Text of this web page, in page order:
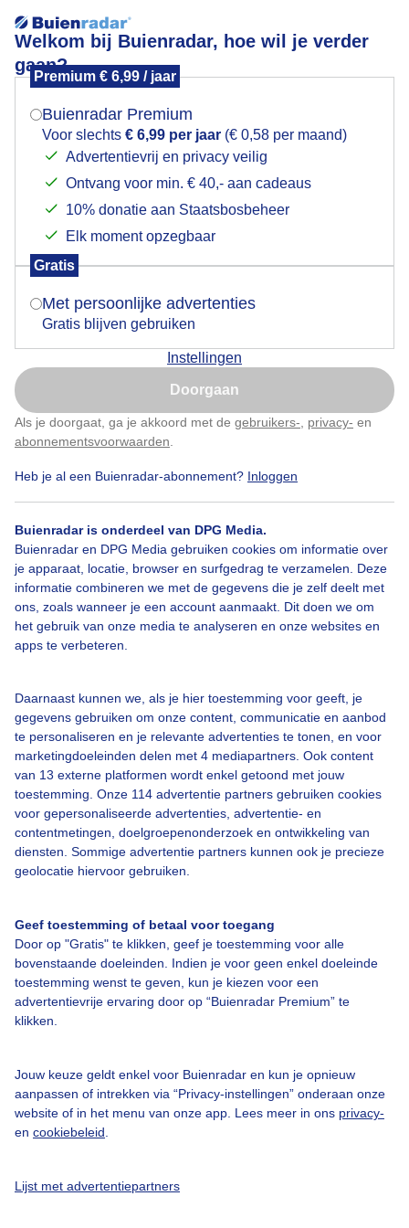
Welkom bij Buienradar, hoe wil je verder
gaan?
Premium € 6,99 / jaar
Buienradar Premium
Voor slechts € 6,99 per jaar (€ 0,58 per maand)
Advertentievrij en privacy veilig
Ontvang voor min. € 40,- aan cadeaus
10% donatie aan Staatsbosbeheer
Elk moment opzegbaar
Gratis
Met persoonlijke advertenties
Gratis blijven gebruiken
Instellingen
Doorgaan
Als je doorgaat, ga je akkoord met de gebruikers- privacy- en
abonnementsvoorwaarden
Heb je al een Buienradar-abonnement? Inloggen
Buienradar is onderdeel van DPG Media.
Buienradar en DPG Media gebruiken cookies om informatie over
je apparaat, locatie, browser en surfgedrag te verzamelen. Deze
informatie combineren we met de gegevens die je zelf deelt met
ons, zoals wanneer je een account aanmaakt. Dit doen we om
het gebruik van onze media te analyseren en onze websites en
apps te verbeteren.
Daarnaast kunnen we, als je hier toestemming voor geeft, je
gegevens gebruiken om onze content, communicatie en aanbod
te personaliseren en je relevante advertenties te tonen, en voor
marketingdoeleinden delen met 4 mediapartners. Ook content
van 13 externe platformen wordt enkel getoond met jouw
toestemming. Onze 114 advertentie partners gebruiken cookies
voor gepersonaliseerde advertenties, advertentie- en
contentmetingen, doelgroepenonderzoek en ontwikkeling van
diensten. Sommige advertentie partners kunnen ook je precieze
geolocatie hiervoor gebruiken.
Geef toestemming of betaal voor toegang
Door op "Gratis" te klikken, geef je toestemming voor alle
bovenstaande doeleinden. Indien je voor geen enkel doeleinde
toestemming wenst te geven, kun je kiezen voor een
advertentievrije ervaring door op “Buienradar Premium” te
klikken.
Jouw keuze geldt enkel voor Buienradar en kun je opnieuw
aanpassen of intrekken via “Privacy-instellingen” onderaan onze
website of in het menu van onze app. Lees meer in ons privacy-
en cookiebeleid
Lijst met advertentiepartners
Wisselvalligeweer vandaag!
Door: Nely V Frankenhuijzen Gemaakt: 14-05-2026, 9x bekeken
Een moment geduld aub...
Over Buienradar
Bedrijfsgegevens
Veelgestelde vragen
Contact
Gebruikersvoorwaarden
Adverteren
Buienradar Team
Privacy beleid
Privacy instellingen
Gratis weerdata
Buienradar
Mogen we je locatie gebruiken voor het
Indien je hier nog geen akkoord op hebt gegeven,
verschijnt er zo een pop-up uit je browser waarin
Is goed, toon de popup
Nu niet, misschien later
Klik hierom dit aan te passen